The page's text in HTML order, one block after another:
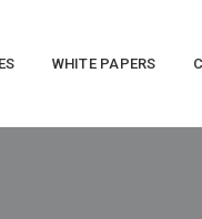
WHITE PAPERS